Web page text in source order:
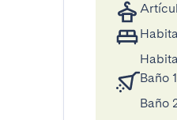
Baño 1
Baño